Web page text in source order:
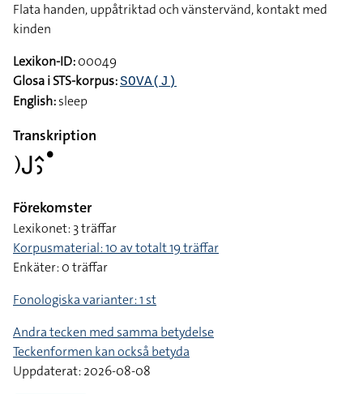
Flata handen, uppåtriktad och vänstervänd, kontakt med
kinden
Lexikon-ID:00049
Glosa i STS-korpus:SOVA(J)
English:sleep
Transkription
􌤊􌤢􌤵􌤶􌤟
Förekomster
Lexikonet: 3 träffar
Korpusmaterial: 10 av totalt 19 träffar
Enkäter: 0 träffar
Fonologiska varianter: 1 st
Andra tecken med samma betydelse
Teckenformen kan också betyda
Uppdaterat: 2026-08-08